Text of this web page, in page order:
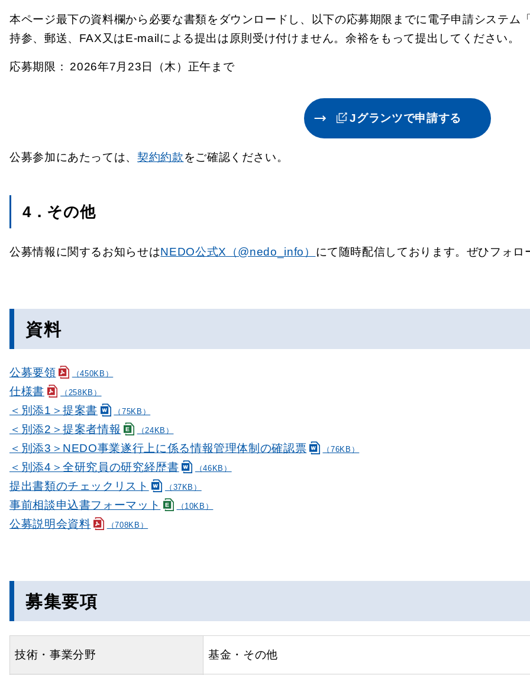
本ページ最下の資料欄から必要な書類をダウンロードし、以下の応募期限までに電子申請システム
持参、郵送、FAX又はE-mailによる提出は原則受け付けません。余裕をもって提出してください。
応募期限： 2026年7月23日（木）正午まで
Jグランツで申請する
公募参加にあたっては、契約約款をご確認ください。
4．その他
公募情報に関するお知らせはNEDO公式X（@nedo_info） にて随時配信しております。ぜひフォロ
資料
公募要領 （450KB）
仕様書 （258KB）
＜別添1＞提案書 （75KB）
＜別添2＞提案者情報 （24KB）
＜別添3＞NEDO事業遂行上に係る情報管理体制の確認票 （76KB）
＜別添4＞全研究員の研究経歴書 （46KB）
提出書類のチェックリスト （37KB）
事前相談申込書フォーマット （10KB）
公募説明会資料 （708KB）
募集要項
技術・事業分野 基金・その他